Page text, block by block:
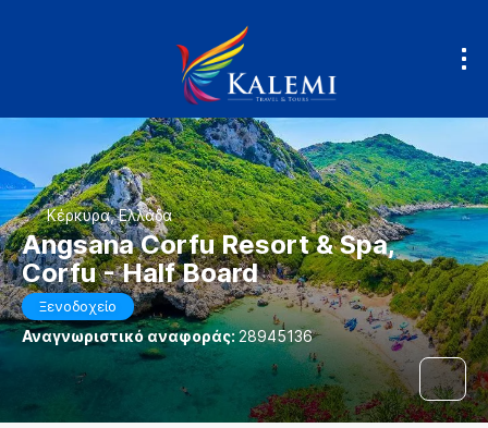
Κέρκυρα, Ελλάδα
Angsana Corfu Resort & Spa,
Corfu - Half Board
Ξενοδοχείο
Αναγνωριστικό αναφοράς:28945136